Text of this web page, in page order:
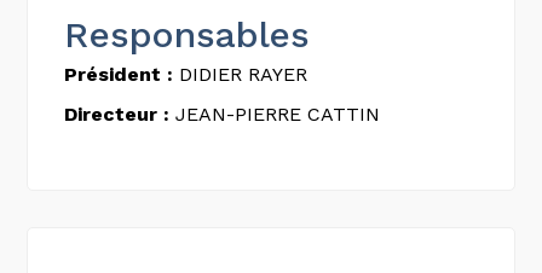
Responsables
Président : DIDIER RAYER
Directeur : JEAN-PIERRE CATTIN